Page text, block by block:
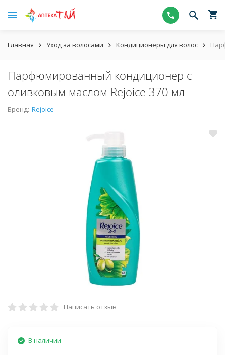
Главная Уход за волосами Кондиционеры для волос
Парфюмированный кондиционер с
оливковым маслом Rejoice 370 мл
Бренд: Rejoice
Написать отзыв
В наличии